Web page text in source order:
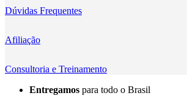
Lensmingle
LiRen
Litepanels
LoveFoto
Dúvidas Frequentes
Afiliação
Consultoria e Treinamento
Entregamos para todo o Brasil